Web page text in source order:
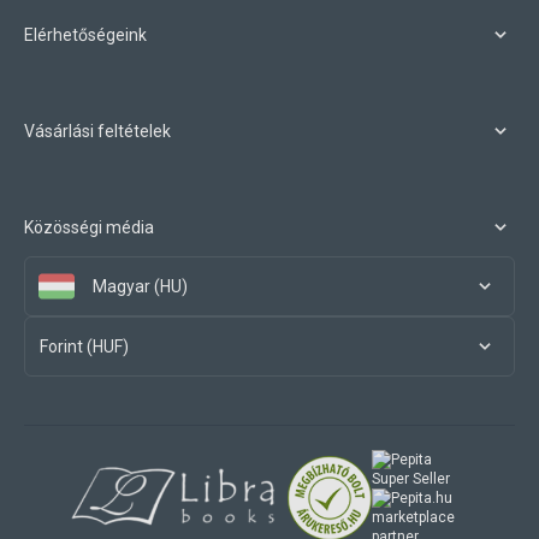
Elérhetőségeink
Vásárlási feltételek
Közösségi média
Magyar (HU)
Forint (HUF)
marketplace